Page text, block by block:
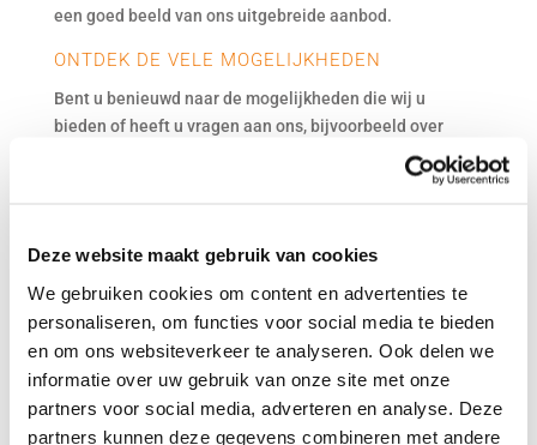
Deze website maakt gebruik van cookies
We gebruiken cookies om content en advertenties te
personaliseren, om functies voor social media te bieden
en om ons websiteverkeer te analyseren. Ook delen we
informatie over uw gebruik van onze site met onze
partners voor social media, adverteren en analyse. Deze
partners kunnen deze gegevens combineren met andere
een goed beeld van ons uitgebreide aanbod.
ONTDEK DE VELE MOGELIJKHEDEN
Bent u benieuwd naar de mogelijkheden die wij u
bieden of heeft u vragen aan ons, bijvoorbeeld over
? Neem voor meer informatie
BEKIJK ONZE BIJZONDERE
PROJECTEN!
Bekijk projecten